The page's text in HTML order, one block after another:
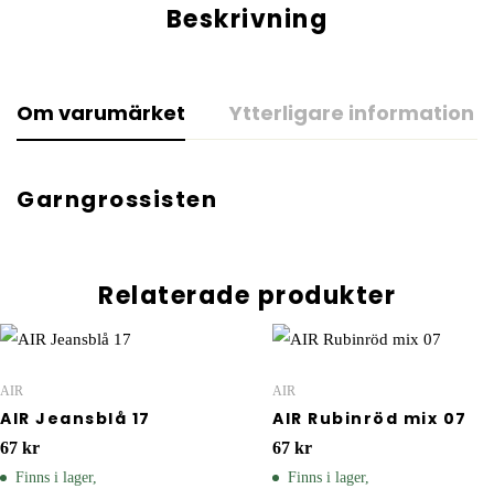
Beskrivning
Om varumärket Ytterligare information
Garngrossisten
Relaterade produkter
AIR
AIR Jeansblå 17
67 kr
Finns i lager,
AIR
AIR Rubinröd mix 07
67 kr
Finns i lager,